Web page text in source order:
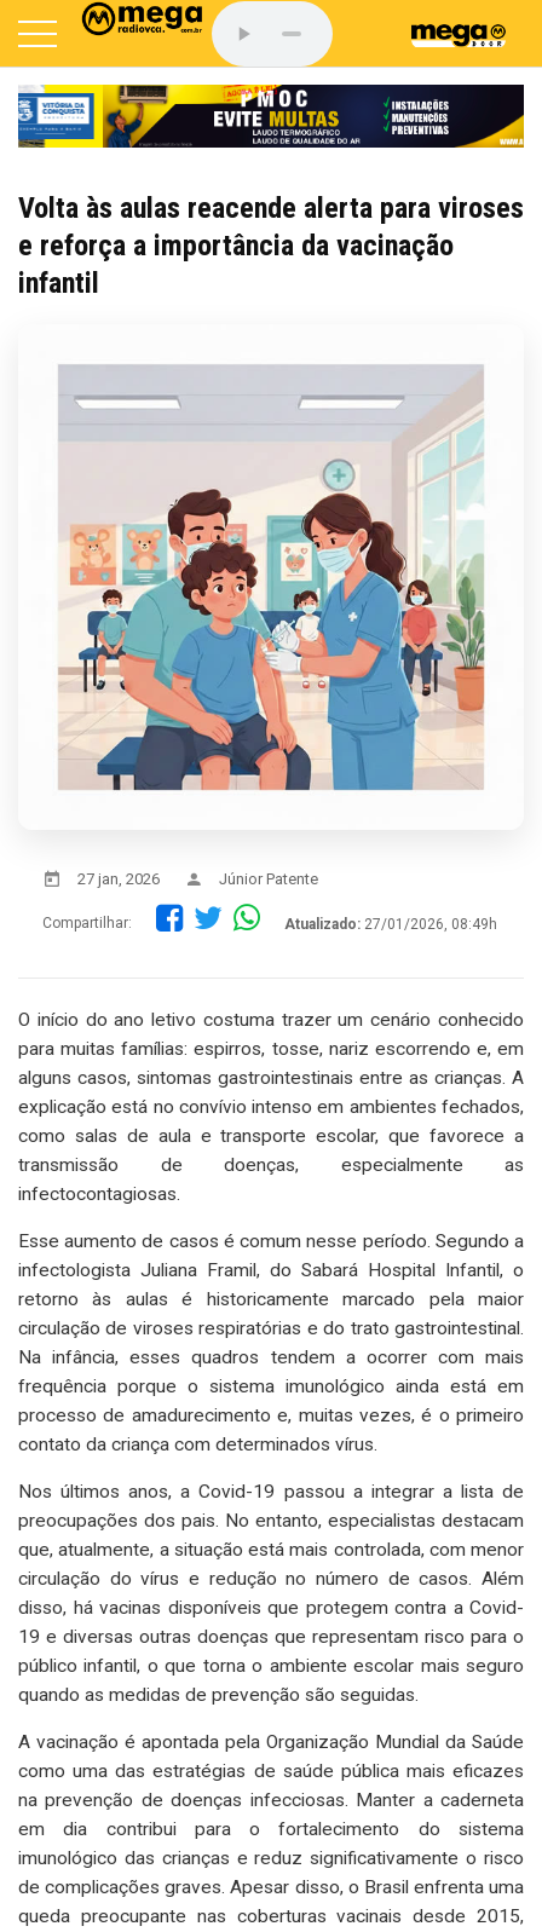
Volta às aulas reacende alerta para viroses
e reforça a importância da vacinação
infantil
27 jan, 2026 Júnior Patente
Compartilhar: Atualizado: 27/01/2026, 08:49h
O início do ano letivo costuma trazer um cenário conhecido
para muitas famílias: espirros, tosse, nariz escorrendo e, em
alguns casos, sintomas gastrointestinais entre as crianças. A
explicação está no convívio intenso em ambientes fechados,
como salas de aula e transporte escolar, que favorece a
transmissão de doenças, especialmente as
infectocontagiosas.
Esse aumento de casos é comum nesse período. Segundo a
infectologista Juliana Framil, do Sabará Hospital Infantil, o
retorno às aulas é historicamente marcado pela maior
circulação de viroses respiratórias e do trato gastrointestinal.
Na infância, esses quadros tendem a ocorrer com mais
frequência porque o sistema imunológico ainda está em
processo de amadurecimento e, muitas vezes, é o primeiro
contato da criança com determinados vírus.
Nos últimos anos, a Covid-19 passou a integrar a lista de
preocupações dos pais. No entanto, especialistas destacam
que, atualmente, a situação está mais controlada, com menor
circulação do vírus e redução no número de casos. Além
disso, há vacinas disponíveis que protegem contra a Covid-
19 e diversas outras doenças que representam risco para o
público infantil, o que torna o ambiente escolar mais seguro
quando as medidas de prevenção são seguidas.
A vacinação é apontada pela Organização Mundial da Saúde
como uma das estratégias de saúde pública mais eficazes
na prevenção de doenças infecciosas. Manter a caderneta
em dia contribui para o fortalecimento do sistema
imunológico das crianças e reduz significativamente o risco
de complicações graves. Apesar disso, o Brasil enfrenta uma
queda preocupante nas coberturas vacinais desde 2015,